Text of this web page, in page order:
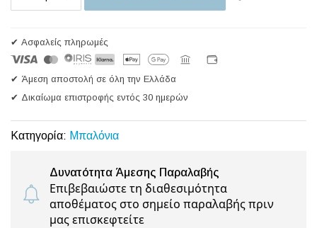
✔ Ασφαλείς πληρωμές
✔ Άμεση αποστολή σε όλη την Ελλάδα
✔ Δικαίωμα επιστροφής εντός 30 ημερών
Κατηγορία: Μπαλόνια
Δυνατότητα Άμεσης Παραλαβής
Επιβεβαιώστε τη διαθεσιμότητα
αποθέματος στο σημείο παραλαβής πριν
μας επισκεφτείτε